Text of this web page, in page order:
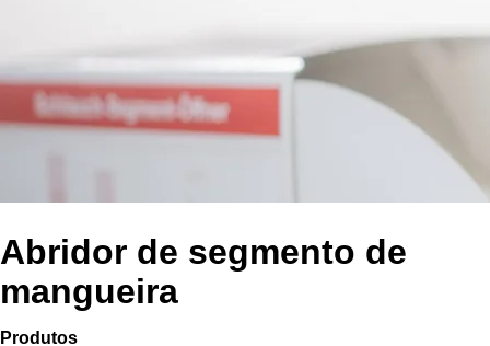
Abridor de segmento de
mangueira
Produtos